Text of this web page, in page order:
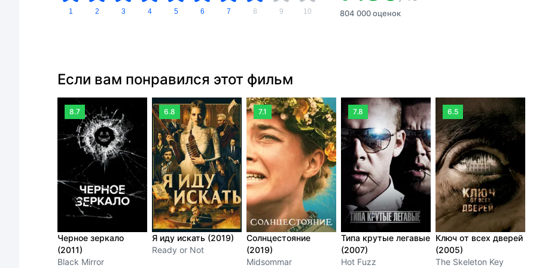
1 2 3 4 5 6 7 8 9 10 804 000 оценок
Если вам понравился этот фильм
8.7
Черное зеркало
(2011)
Black Mirror
6.8
Я иду искать (2019)
Ready or Not
7.1
Солнцестояние
(2019)
Midsommar
7.8
Типа крутые легавые
(2007)
Hot Fuzz
6.5
Ключ от всех дверей
(2005)
The Skeleton Key